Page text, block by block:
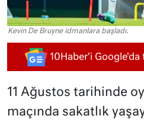
Kevin De Bruyne idmanlara başladı.
10Haber'i Google'da
11 Ağustos tarihinde
maçında sakatlık